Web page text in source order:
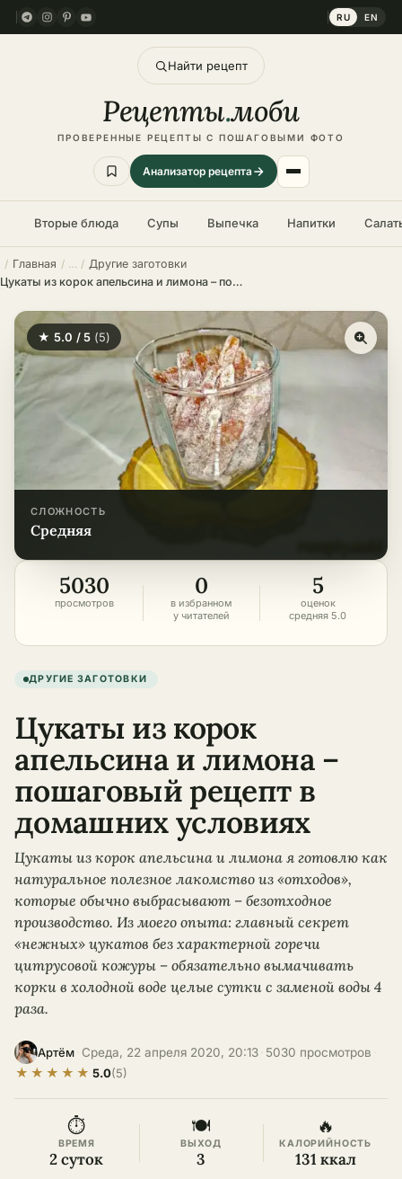
RU EN
Найти рецепт
Рецепты.моби
ПРОВЕРЕННЫЕ РЕЦЕПТЫ С ПОШАГОВЫМИ ФОТО
Анализатор рецепта
Вторые блюда Супы Выпечка Напитки
Главная
Другие заготовки
Цукаты из корок апельсина и лимона – пошаговый рецепт в домашних условиях
★ 5.0 / 5 (5)
СЛОЖНОСТЬ
средняя
5030
просмотров
0
в избранном
у читателей
5
оценок
средняя 5.0
ДРУГИЕ ЗАГОТОВКИ
Цукаты из корок
апельсина и лимона –
пошаговый рецепт в
домашних условиях
Цукаты из корок апельсина и лимона я готовлю как
натуральное полезное лакомство из «отходов»,
которые обычно выбрасывают – безотходное
производство. Из моего опыта: главный секрет
«нежных» цукатов без характерной горечи
цитрусовой кожуры – обязательно вымачивать
корки в холодной воде целые сутки с заменой воды 4
раза.
Артём Среда, 22 апреля 2020, 20:13 5030 просмотров
★ ★ ★ ★ ★ 5.0(5)
⏱
ВРЕМЯ
2 суток
🍽
ВЫХОД
3
🔥
КАЛОРИЙНОСТЬ
131 ккал